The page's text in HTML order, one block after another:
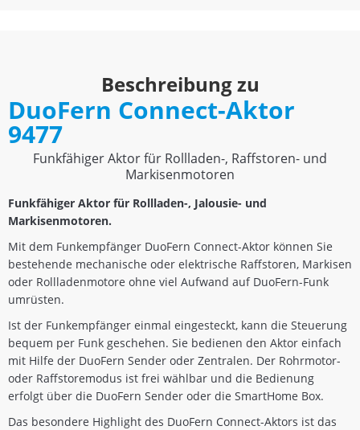
Beschreibung zu
DuoFern Connect-Aktor
9477
Funkfähiger Aktor für Rollladen-, Raffstoren- und
Markisenmotoren
Funkfähiger Aktor für Rollladen-, Jalousie- und
Markisenmotoren.
Mit dem Funkempfänger DuoFern Connect-Aktor können Sie
bestehende mechanische oder elektrische Raffstoren, Markisen
oder Rollladenmotore ohne viel Aufwand auf DuoFern-Funk
umrüsten.
Ist der Funkempfänger einmal eingesteckt, kann die Steuerung
bequem per Funk geschehen. Sie bedienen den Aktor einfach
mit Hilfe der DuoFern Sender oder Zentralen. Der Rohrmotor-
oder Raffstoremodus ist frei wählbar und die Bedienung
erfolgt über die DuoFern Sender oder die SmartHome Box.
Das besondere Highlight des DuoFern Connect-Aktors ist das